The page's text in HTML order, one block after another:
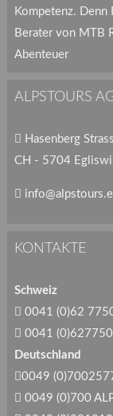
Kompetenz. Denn
Berater von MTB
Abenteuer
ALPSTOURS
Hasenberg
CH - 5704 Egliswil
KONTAKTE
Schweiz
0041 (0)62
0041
Deutschland
0049
0049 (0)700